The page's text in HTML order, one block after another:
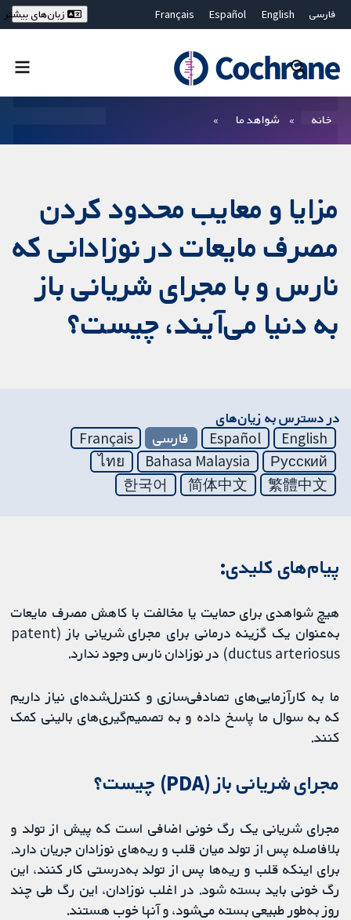
فارسی English
Español
Français
Bahasa Malaysia
ไทย
繁體中文
زبان‌های بیشتر
خانه شواهد ما
مزایا و معایب محدود کردن
مصرف مایعات در نوزادانی که
نارس و با مجرای شریانی باز
به دنیا می‌آیند، چیست؟
در دسترس به زیان‌های
English
Español فارسی
Français
Русский
Bahasa Malaysia
ไทย
繁體中文
简体中文
한국어
پیام‌های کلیدی:
هیچ شواهدی برای حمایت یا مخالفت با کاهش مصرف مایعات
به‌عنوان یک گزینه درمانی برای مجرای شریانی باز (patent
ductus arteriosus) در نوزادان نارس وجود ندارد.
ما به کارآزمایی‌های تصادفی‌سازی و کنترل‌شده‌ای نیاز داریم
که به سوال ما پاسخ داده و به تصمیم‌گیری‌های بالینی کمک
کنند.
مجرای شریانی باز (PDA) چیست؟
مجرای شریانی یک رگ خونی اضافی است که پیش از تولد و
بلافاصله پس از تولد میان قلب و ریه‌های نوزادان جریان دارد.
برای اینکه قلب و ریه‌ها پس از تولد به‌درستی کار کنند، این
رگ خونی باید بسته شود. در اغلب نوزادان، این رگ طی چند
روز به‌طور طبیعی بسته می‌شود، و آنها خوب هستند.